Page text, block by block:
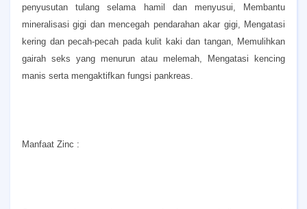
penyusutan tulang selama hamil dan menyusui, Membantu
mineralisasi gigi dan mencegah pendarahan akar gigi, Mengatasi
kering dan pecah-pecah pada kulit kaki dan tangan, Memulihkan
gairah seks yang menurun atau melemah, Mengatasi kencing
manis serta mengaktifkan fungsi pankreas.
Manfaat Zinc :